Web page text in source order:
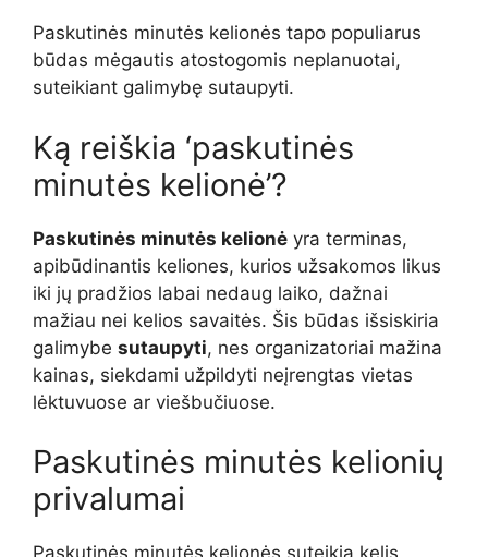
Paskutinės minutės kelionės tapo populiarus
būdas mėgautis atostogomis neplanuotai,
suteikiant galimybę sutaupyti.
Ką reiškia ‘paskutinės
minutės kelionė’?
Paskutinės minutės kelionė yra terminas,
apibūdinantis keliones, kurios užsakomos likus
iki jų pradžios labai nedaug laiko, dažnai
mažiau nei kelios savaitės. Šis būdas išsiskiria
galimybe sutaupyti, nes organizatoriai mažina
kainas, siekdami užpildyti neįrengtas vietas
lėktuvuose ar viešbučiuose.
Paskutinės minutės kelionių
privalumai